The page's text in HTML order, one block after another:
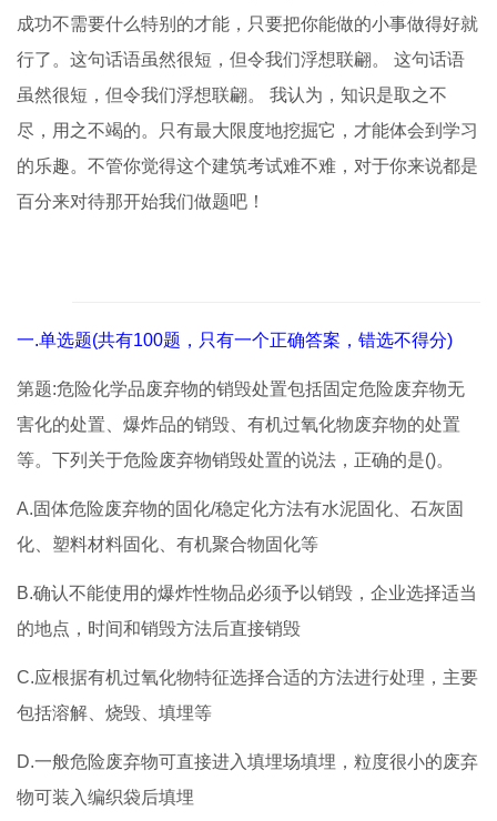
成功不需要什么特别的才能，只要把你能做的小事做得好就
行了。这句话语虽然很短，但令我们浮想联翩。 这句话语
虽然很短，但令我们浮想联翩。 我认为，知识是取之不
尽，用之不竭的。只有最大限度地挖掘它，才能体会到学习
的乐趣。不管你觉得这个建筑考试难不难，对于你来说都是
百分来对待那开始我们做题吧！
一.单选题(共有100题，只有一个正确答案，错选不得分)
第题:危险化学品废弃物的销毁处置包括固定危险废弃物无
害化的处置、爆炸品的销毁、有机过氧化物废弃物的处置
等。下列关于危险废弃物销毁处置的说法，正确的是()。
A.固体危险废弃物的固化/稳定化方法有水泥固化、石灰固
化、塑料材料固化、有机聚合物固化等
B.确认不能使用的爆炸性物品必须予以销毁，企业选择适当
的地点，时间和销毁方法后直接销毁
C.应根据有机过氧化物特征选择合适的方法进行处理，主要
包括溶解、烧毁、填埋等
D.一般危险废弃物可直接进入填埋场填埋，粒度很小的废弃
物可装入编织袋后填埋